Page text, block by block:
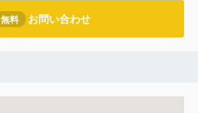
無料 お問い合わせ